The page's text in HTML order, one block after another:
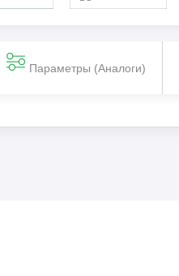
Параметры (Aналоги)